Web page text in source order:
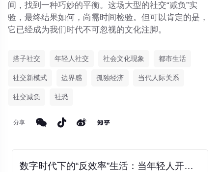
间，找到一种巧妙的平衡。这场大型的社交“减负”实
验，最终结果如何，尚需时间检验。但可以肯定的是，
它已经成为我们时代不可忽视的文化注脚。
搭子社交 年轻人社交 社会文化现象 都市生活
社交新模式 边界感 孤独经济 当代人际关系
社交减负 社恐
分享
数字时代下的“反效率”生活：当年轻人开始主动“慢下来”